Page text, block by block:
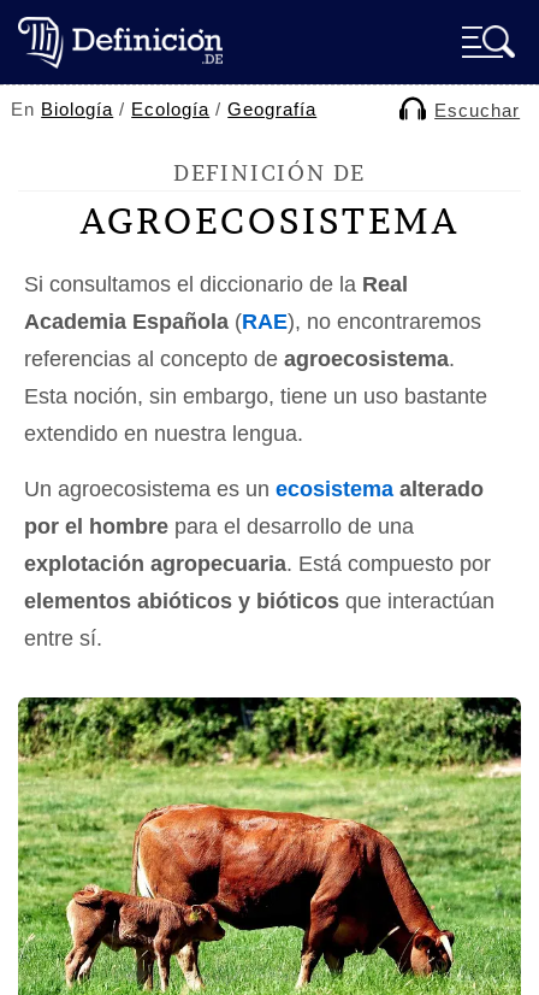
En Biología / Ecología /Geografía Escuchar
DEFINICIÓN DE
AGROECOSISTEMA
Si consultamos el diccionario de la Real
Academia Española (RAE), no encontraremos
referencias al concepto de agroecosistema.
Esta noción, sin embargo, tiene un uso bastante
extendido en nuestra lengua.
Un agroecosistema es un ecosistema alterado
por el hombre para el desarrollo de una
explotación agropecuaria. Está compuesto por
elementos abióticos y bióticos que interactúan
entre sí.